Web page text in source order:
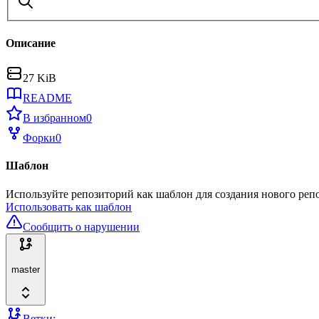
Описание
27 KiB
README
В избранном0
Форки0
Шаблон
Используйте репозиторий как шаблон для создания нового
Использовать как шаблон
Сообщить о нарушении
master